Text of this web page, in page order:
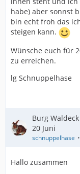
habe) aber sonnst
bin echt froh das
steigen kann.
Wünsche euch für
zu erreichen.
lg Schnuppelhase
Burg
20 Juni
schnuppelhase
Hallo zusammen